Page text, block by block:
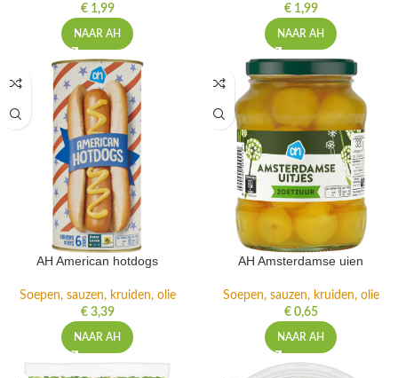
€1,99
NAAR AH
€1,99
NAAR AH
AH American hotdogs
Soepen, sauzen, kruiden, olie
€3,39
NAAR AH
AH Amsterdamse uien
Soepen, sauzen, kruiden, olie
€0,65
NAAR AH